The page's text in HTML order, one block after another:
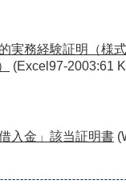
実務経験証明（様
(Excel97-2003:61
入金」該当証明書